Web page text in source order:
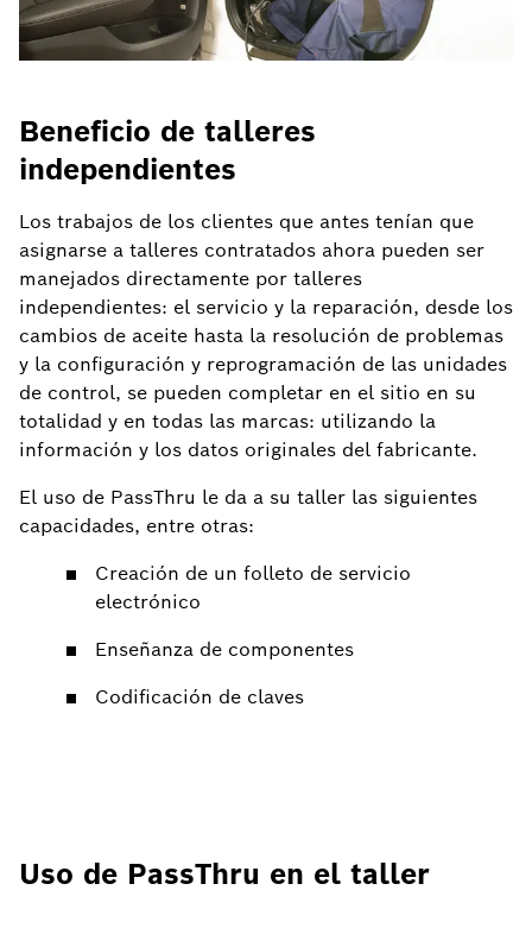
Beneficio de talleres
independientes
Los trabajos de los clientes que antes tenían que
asignarse a talleres contratados ahora pueden ser
manejados directamente por talleres
independientes: el servicio y la reparación, desde los
cambios de aceite hasta la resolución de problemas
y la configuración y reprogramación de las unidades
de control, se pueden completar en el sitio en su
totalidad y en todas las marcas: utilizando la
información y los datos originales del fabricante.
El uso de PassThru le da a su taller las siguientes
capacidades, entre otras:
Creación de un folleto de servicio
electrónico
Enseñanza de componentes
Codificación de claves
Uso de PassThru en el taller